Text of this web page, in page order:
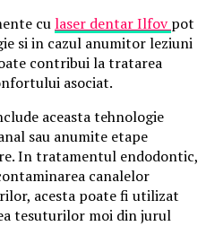
culaser dentar Ilfovpot
si in cazul anumitor leziuni
contribui la tratarea
asociat.
aceasta tehnologie
sau anumite etape
In tratamentul endodontic,
canalelor
acesta poate fi utilizat
tesuturilor moi din jurul